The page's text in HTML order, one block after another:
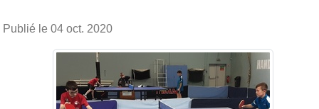
Publié le 04 oct. 2020